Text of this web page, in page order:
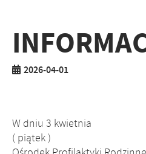
2026-04-01
W dniu 3 kwietnia
( piątek )